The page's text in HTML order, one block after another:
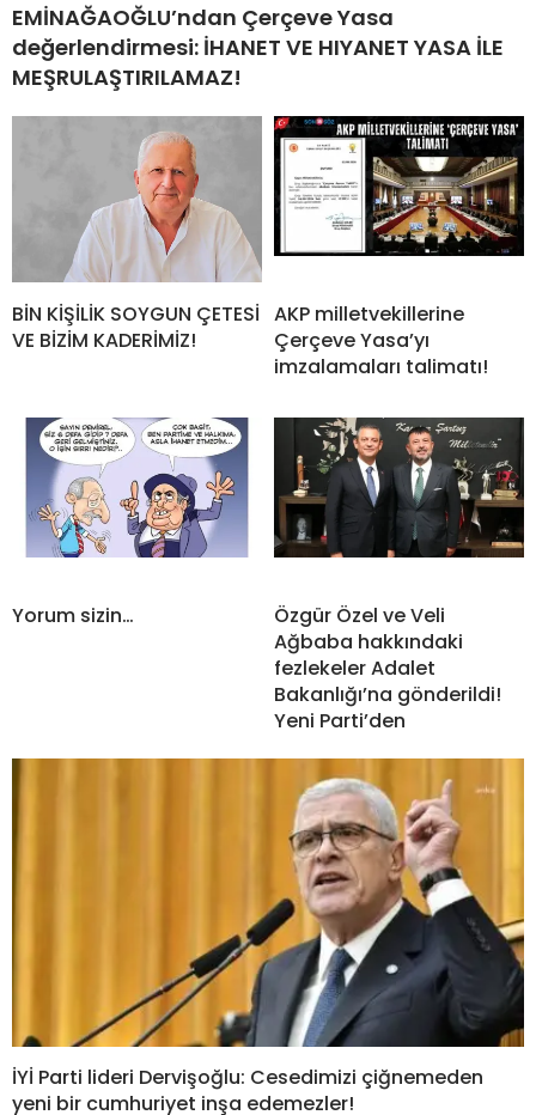
EMİNAĞAOĞLU’ndan Çerçeve Yasa
değerlendirmesi: İHANET VE HIYANET YASA İLE
MEŞRULAŞTIRILAMAZ!
BİN KİŞİLİK SOYGUN ÇETESİ
VE BİZİM KADERİMİZ!
AKP milletvekillerine
Çerçeve Yasa’yı
imzalamaları talimatı!
Yorum sizin…
Özgür Özel ve Veli
Ağbaba hakkındaki
fezlekeler Adalet
Bakanlığı’na gönderildi!
Yeni Parti’den
İYİ Parti lideri Dervişoğlu: Cesedimizi çiğnemeden
yeni bir cumhuriyet inşa edemezler!